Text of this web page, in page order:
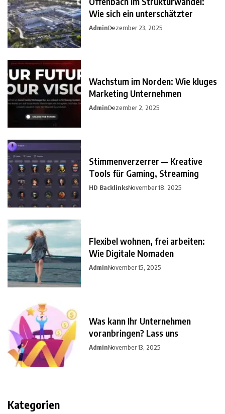
Wie sich ein unterschätzter
AdminDezember 23, 2025
Wachstum im Norden: Wie kluges
Marketing Unternehmen
AdminDezember 2, 2025
Stimmenverzerrer — Kreative
Tools für Gaming, Streaming
HD BacklinksNovember 18, 2025
Flexibel wohnen, frei arbeiten:
Wie Digitale Nomaden
AdminNovember 15, 2025
Was kann Ihr Unternehmen
voranbringen? Lass uns
AdminNovember 13, 2025
Kategorien